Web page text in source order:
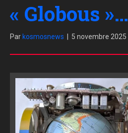
« Globous »…
Par kosmosnews 5 novembre 2025